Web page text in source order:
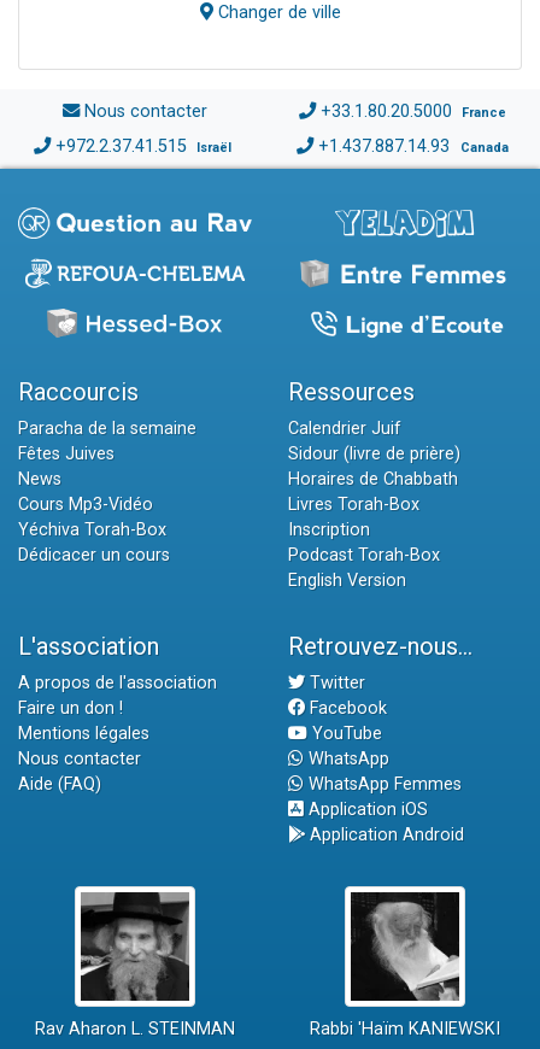
Changer de ville
Nous contacter +33.1.80.20.5000 France
+972.2.37.41.515 Israël +1.437.887.14.93 Canada
Raccourcis
Paracha de la semaine
Fêtes Juives
News
Cours Mp3-Vidéo
Yéchiva Torah-Box
Dédicacer un cours
Ressources
Calendrier Juif
Sidour (livre de prière)
Horaires de Chabbath
Livres Torah-Box
Inscription
Podcast Torah-Box
English Version
L'association
A propos de l'association
Faire un don !
Mentions légales
Nous contacter
Aide (FAQ)
Retrouvez-nous...
Twitter
Facebook
YouTube
WhatsApp
WhatsApp Femmes
Application iOS
Application Android
Rav Aharon L. STEINMAN Rabbi 'Haïm KANIEWSKI